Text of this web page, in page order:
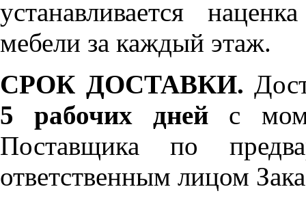
устанавливается
мебели за каждый этаж.
СРОК ДОСТАВКИ.
5 рабочих дней с
Поставщика по
ответственным лицом